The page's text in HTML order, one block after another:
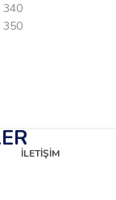
340
350
İLETİŞİM